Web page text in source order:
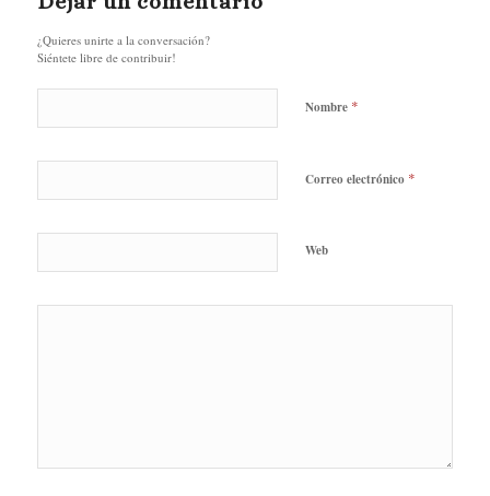
¿Quieres unirte a la conversación?
Siéntete libre de contribuir!
Nombre *
Correo electrónico *
Web